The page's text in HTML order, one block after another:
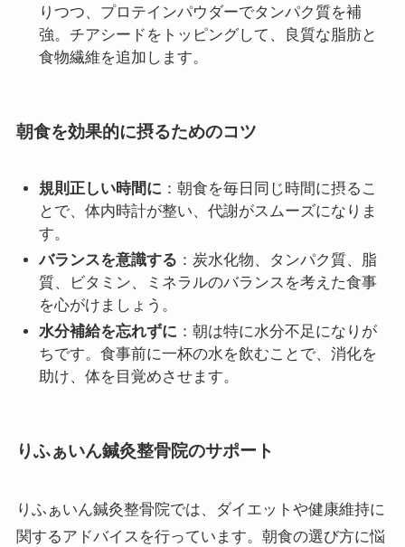
りつつ、プロテインパウダーでタンパク質を補
強。チアシードをトッピングして、良質な脂肪と
食物繊維を追加します。
朝食を効果的に摂るためのコツ
規則正しい時間に ：朝食を毎日同じ時間に摂るこ
とで、体内時計が整い、代謝がスムーズになりま
す。
バランスを意識する ：炭水化物、タンパク質、脂
質、ビタミン、ミネラルのバランスを考えた食事
を心がけましょう。
水分補給を忘れずに ：朝は特に水分不足になりが
ちです。食事前に一杯の水を飲むことで、消化を
助け、体を目覚めさせます。
りふぁいん鍼灸整骨院のサポート
りふぁいん鍼灸整骨院では、ダイエットや健康維持に
関するアドバイスを行っています。朝食の選び方に悩